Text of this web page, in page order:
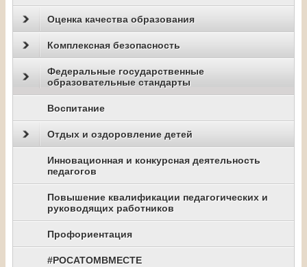
Оценка качества образования
Комплексная безопасность
Федеральные государственные
образовательные стандарты
Воспитание
Отдых и оздоровление детей
Инновационная и конкурсная деятельность
педагогов
Повышение квалификации педагогических и
руководящих работников
Профориентация
#РОСАТОМВМЕСТЕ